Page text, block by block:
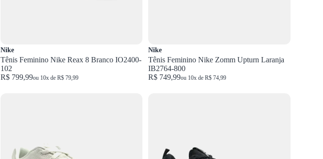
Nike
Tênis Feminino Nike Reax 8 Branco IO2400-
102
R$ 799,99ou 10x de R$ 79,99
Nike
Tênis Feminino Nike Zomm Upturn Laranja
IB2764-800
R$ 749,99ou 10x de R$ 74,99